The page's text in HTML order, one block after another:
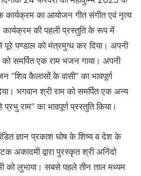
कार्यक्रम का आयोजन गीत संगीत एवं नृत्य
की पहली प्रस्तुति के रूप में
पण्डाल को मंत्रमुग्ध कर दिया। अपनी
को समर्पित एक राम भजन गाया। अपनी
“शिव कैलासों के वासी” का भावपूर्ण
भगवान श्री राम को समर्पित एक अन्य
राम” का भावपूर्ण प्रस्तुति किया।
ज्ञान प्रकाश घोष के शिष्य व देश के
अकादमी द्वारा पुरस्कृत श्री अनिंदो
को लुभाया। सबसे पहले तीन ताल मध्यम